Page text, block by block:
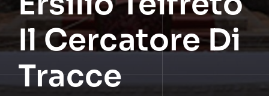
Il Cercatore Di
Tracce